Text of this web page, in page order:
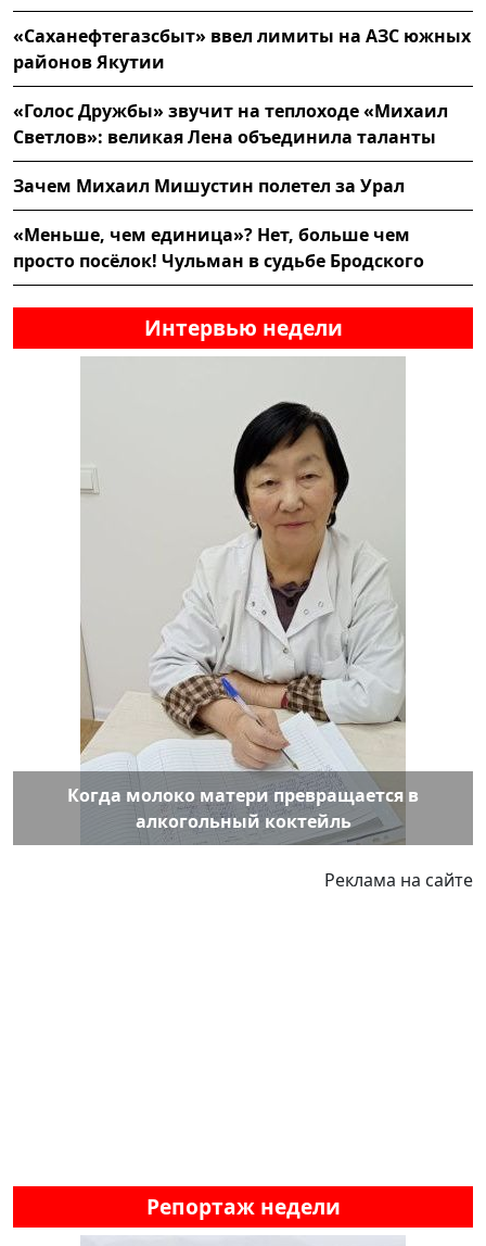
«Саханефтегазсбыт» ввел лимиты на АЗС южных
районов Якутии
«Голос Дружбы» звучит на теплоходе «Михаил
Светлов»: великая Лена объединила таланты
Зачем Михаил Мишустин полетел за Урал
«Меньше, чем единица»? Нет, больше чем
просто посёлок! Чульман в судьбе Бродского
Интервью недели
Когда молоко матери превращается в
алкогольный коктейль
Реклама на сайте
Репортаж недели